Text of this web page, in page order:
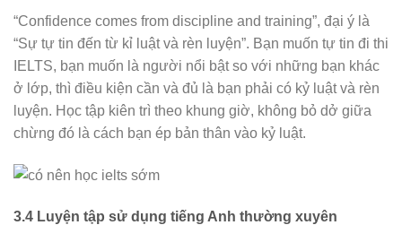
“Confidence comes from discipline and training”, đại ý là
“Sự tự tin đến từ kỉ luật và rèn luyện”. Bạn muốn tự tin đi thi
IELTS, bạn muốn là người nổi bật so với những bạn khác
ở lớp, thì điều kiện cần và đủ là bạn phải có kỷ luật và rèn
luyện. Học tập kiên trì theo khung giờ, không bỏ dở giữa
chừng đó là cách bạn ép bản thân vào kỷ luật.
3.4 Luyện tập sử dụng tiếng Anh thường xuyên